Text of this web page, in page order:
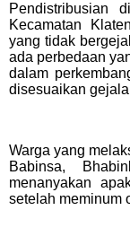
Pendistribusian
Kecamatan
yang tidak
ada perbedaan
dalam
disesuaikan
Warga yang
Babinsa,
menanyakan
setelah meminum